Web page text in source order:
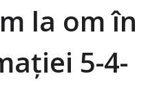
la om în
5-4-